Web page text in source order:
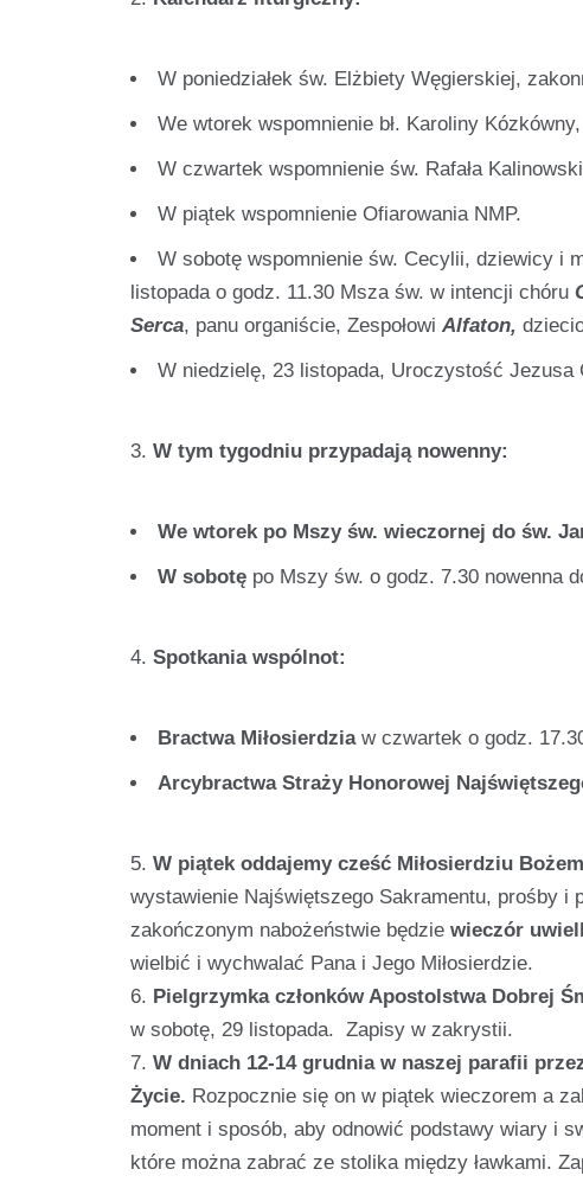
W poniedziałek św. Elżbiety Węgierskiej,
We wtorek wspomnienie bł. Karoliny
W czwartek wspomnienie św. Rafała
W piątek wspomnienie Ofiarowania NMP.
W sobotę wspomnienie św. Cecylii, dziewicy i
listopada o godz. 11.30 Msza św. w intencji chóru
Serca, panu organiście, ZespołowiAlfaton,
W niedzielę, 23 listopada, Uroczystość
W tym tygodniu przypadają nowenny:
We wtorek po Mszy św. wieczornej do św.
W sobotę po Mszy św. o godz. 7.30 nowenna
Spotkania wspólnot:
Bractwa Miłosierdziaw czwartek o godz.
Arcybractwa Straży Honorowej
W piątek oddajemy cześć Miłosierdziu
wystawienie Najświętszego Sakramentu, prośby i
zakończonym nabożeństwie będziewieczór
wielbić i wychwalać Pana i Jego Miłosierdzie.
Pielgrzymka członków Apostolstwa Dobrej
w sobotę, 29 listopada. Zapisy w zakrystii.
W dniach 12-14 grudnia w naszej parafii
Życie. Rozpocznie się on w piątek wieczorem a
moment i sposób, aby odnowić podstawy wiary i
które można zabrać ze stolika między ławkami.